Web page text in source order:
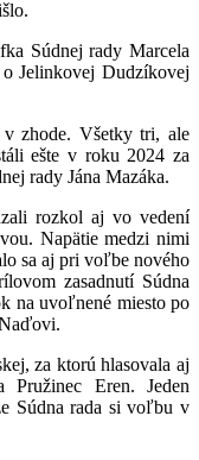
Súdnej rady Marcela
Jelinkovej Dudzíkovej
zhode. Všetky tri, ale
ešte v roku 2024 za
rady Jána Mazáka.
rozkol aj vo vedení
Napätie medzi nimi
sa aj pri voľbe nového
zasadnutí Súdna
na uvoľnené miesto po
za ktorú hlasovala aj
Pružinec Eren. Jeden
Súdna rada si voľbu v